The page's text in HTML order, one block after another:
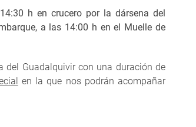
h en crucero por la dársena del
a las 14:00 h en el Muelle de
del Guadalquivir con una duración de
en la que nos podrán acompañar